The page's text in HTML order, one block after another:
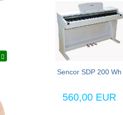
Sencor SDP 200 Wh
560,00 EUR